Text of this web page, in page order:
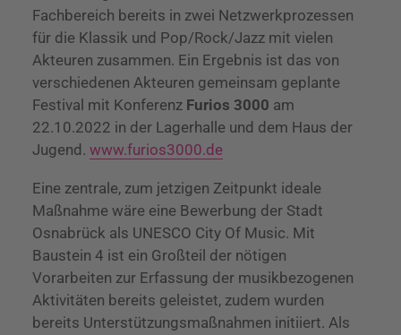
Fachbereich bereits in zwei Netzwerkprozessen
für die Klassik und Pop/Rock/Jazz mit vielen
Akteuren zusammen. Ein Ergebnis ist das von
verschiedenen Akteuren gemeinsam geplante
Festival mit Konferenz Furios 3000 am
22.10.2022 in der Lagerhalle und dem Haus der
Jugend. www.furios3000.de
Eine zentrale, zum jetzigen Zeitpunkt ideale
Maßnahme wäre eine Bewerbung der Stadt
Osnabrück als UNESCO City Of Music. Mit
Baustein 4 ist ein Großteil der nötigen
Vorarbeiten zur Erfassung der musikbezogenen
Aktivitäten bereits geleistet, zudem wurden
bereits Unterstützungsmaßnahmen initiiert. Als